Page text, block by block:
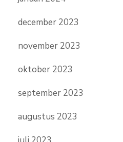
december 2023
november 2023
oktober 2023
september 2023
augustus 2023